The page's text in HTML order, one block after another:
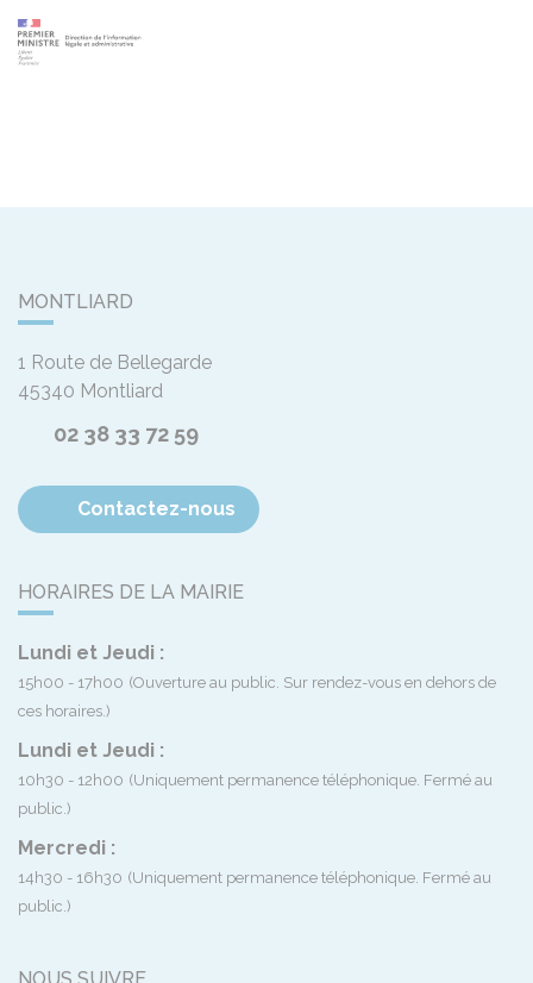
MONTLIARD
1 Route de Bellegarde
45340 Montliard
02 38 33 72 59
Contactez-nous
HORAIRES DE LA MAIRIE
Lundi et Jeudi :
15h00 - 17h00 (Ouverture au public. Sur rendez-vous en dehors de
ces horaires.)
Lundi et Jeudi :
10h30 - 12h00 (Uniquement permanence téléphonique. Fermé au
public.)
Mercredi :
14h30 - 16h30 (Uniquement permanence téléphonique. Fermé au
public.)
NOUS SUIVRE